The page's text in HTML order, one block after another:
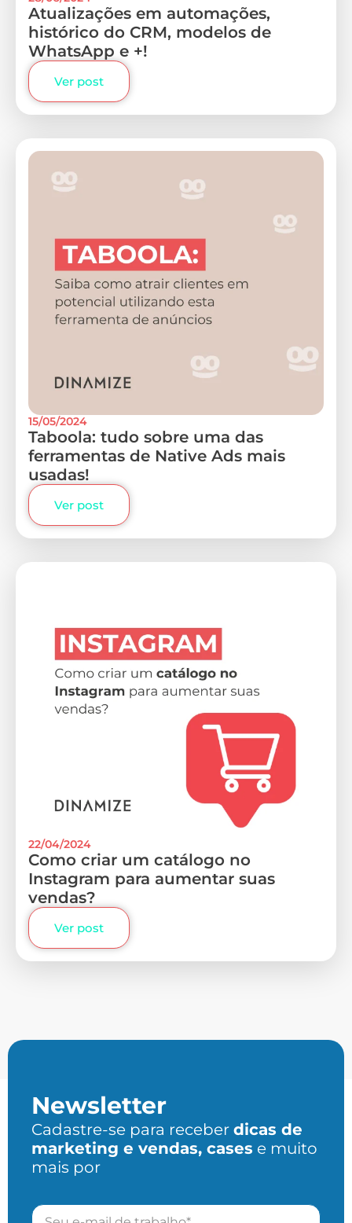
Atualizações em automações,
histórico do CRM, modelos de
WhatsApp e +!
Ver post
15/05/2024
Taboola: tudo sobre uma das
ferramentas de Native Ads mais
usadas!
Ver post
22/04/2024
Como criar um catálogo no
Instagram para aumentar suas
vendas?
Ver post
Newsletter
Cadastre-se para receber dicas de
marketing e vendas, cases e muito
mais por